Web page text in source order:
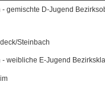
gemischte D-Jugend
Steinbach
weibliche E-Jugend